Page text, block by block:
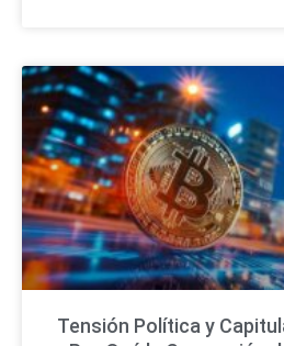
Tensión Política y